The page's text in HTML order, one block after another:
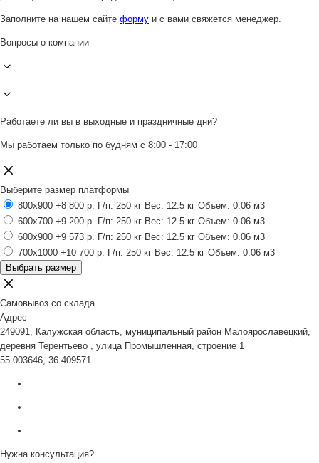
Заполните на нашем сайте форму и с вами свяжется менеджер.
Вопросы о компании
Работаете ли вы в выходные и праздничные дни?
Мы работаем только по будням с 8:00 - 17:00
Выберите размер платформы
800x900 +8 800 р. Г/п: 250 кг Вес: 12.5 кг Объем: 0.06 м3
600x700 +9 200 р. Г/п: 250 кг Вес: 12.5 кг Объем: 0.06 м3
600x900 +9 573 р. Г/п: 250 кг Вес: 12.5 кг Объем: 0.06 м3
700x1000 +10 700 р. Г/п: 250 кг Вес: 12.5 кг Объем: 0.06 м3
Выбрать размер
Самовывоз со склада
Адрес
249091, Калужская область, муниципальный район Малоярославецкий,
деревня Терентьево , улица Промышленная, строение 1
55.003646, 36.409571
Нужна консультация?